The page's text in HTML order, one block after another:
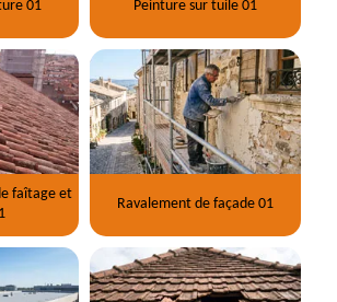
01 Peinture sur tuile 01
faîtage et
Ravalement de façade 01